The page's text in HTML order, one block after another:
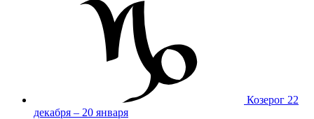
Козерог 22
декабря – 20 января